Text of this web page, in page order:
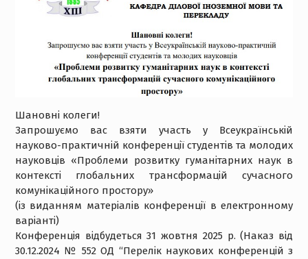
Шановні колеги!
Запрошуємо вас взяти участь у Всеукраїнській
науково-практичній конференції студентів та молодих
науковців «Проблеми розвитку гуманітарних наук в
контексті глобальних трансформацій сучасного
комунікаційного простору»
(із виданням матеріалів конференції в електронному
варіанті)
Конференція відбудеться 31 жовтня 2025 р. (Наказ від
30.12.2024 № 552 ОД “Перелік наукових конференцій з